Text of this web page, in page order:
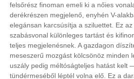
felsőrész finoman emeli ki a nőies
derékrészen megjelenő, enyhén V-
elegánsan karcsúsítja a sziluettet. Ez
szabásvonal különleges tartást és
teljes megjelenésnek. A gazdagon
meseszerű mozgást kölcsönöz minden
uszály pedig méltóságteljes hatást kelt
tündérmeséből léptél volna elő. Ez a